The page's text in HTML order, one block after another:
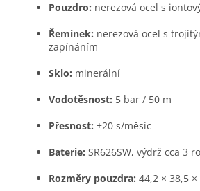
Pouzdro: nerezová ocel s
Řemínek: nerezová ocel s
zapínáním
Sklo: minerální
Vodotěsnost: 5 bar / 50 m
Přesnost: ±20 s/měsíc
Baterie: SR626SW, výdrž cca 3
Rozměry pouzdra: 44,2 × 38,5